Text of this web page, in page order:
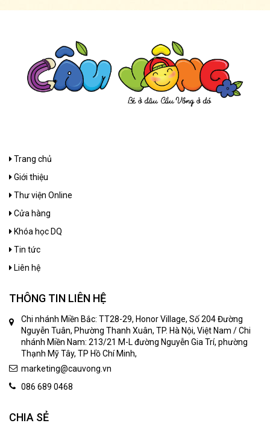
Trang chủ
Giới thiệu
Thư viện Online
Cửa hàng
Khóa học DQ
Tin tức
Liên hệ
THÔNG TIN LIÊN HỆ
Chi nhánh Miền Bắc: TT28-29, Honor Village, Số 204 Đường
Nguyễn Tuân, Phường Thanh Xuân, TP. Hà Nội, Việt Nam / Chi
nhánh Miền Nam: 213/21 M-L đường Nguyễn Gia Trí, phường
Thạnh Mỹ Tây, TP Hồ Chí Minh,
marketing@cauvong.vn
086 689 0468
CHIA SẺ